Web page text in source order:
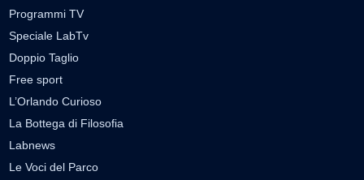
Programmi TV
Speciale LabTv
Doppio Taglio
Free sport
L’Orlando Curioso
La Bottega di Filosofia
Labnews
Le Voci del Parco